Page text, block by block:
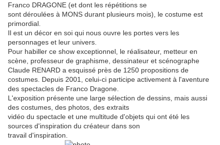
Franco DRAGONE (et dont les répétitions se
sont déroulées à MONS durant plusieurs mois), le costume est
primordial.
Il est un décor en soi qui nous ouvre les portes vers les
personnages et leur univers.
Pour habiller ce show exceptionnel, le réalisateur, metteur en
scène, professeur de graphisme, dessinateur et scénographe
Claude RENARD a esquissé près de 1250 propositions de
costumes. Depuis 2001, celui-ci participe activement à l'aventure
des spectacles de Franco Dragone.
L'exposition présente une large sélection de dessins, mais aussi
des costumes, des photos, des extraits
vidéo du spectacle et une multitude d'objets qui ont été les
sources d'inspiration du créateur dans son
travail d'inspiration.